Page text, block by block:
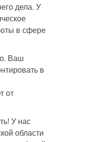
дела. У
в сфере
Ваш
в
от
У нас
области